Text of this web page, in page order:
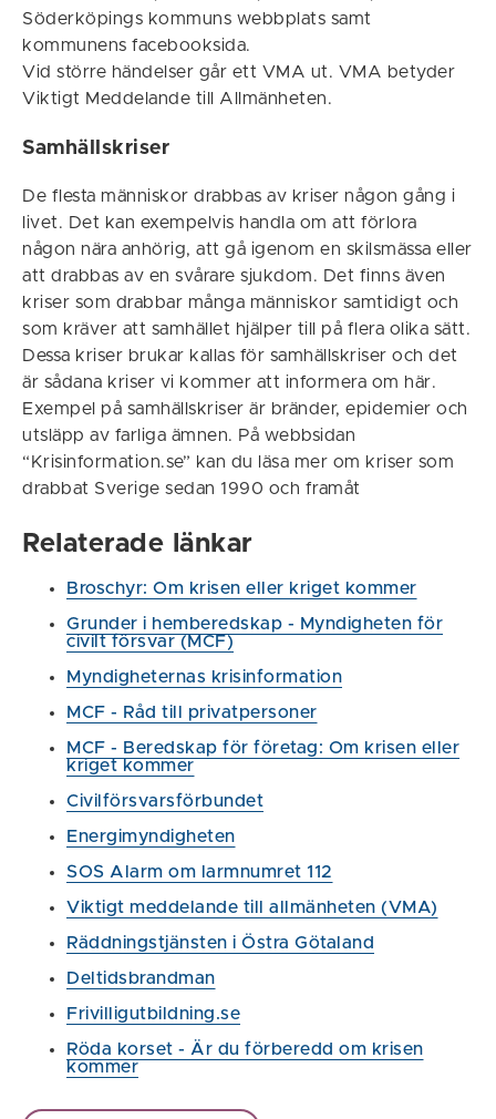
Söderköpings kommuns webbplats samt
kommunens facebooksida.
Vid större händelser går ett VMA ut. VMA betyder
Viktigt Meddelande till Allmänheten.
Samhällskriser
De flesta människor drabbas av kriser någon gång i
livet. Det kan exempelvis handla om att förlora
någon nära anhörig, att gå igenom en skilsmässa eller
att drabbas av en svårare sjukdom. Det finns även
kriser som drabbar många människor samtidigt och
som kräver att samhället hjälper till på flera olika sätt.
Dessa kriser brukar kallas för samhällskriser och det
är sådana kriser vi kommer att informera om här.
Exempel på samhällskriser är bränder, epidemier och
utsläpp av farliga ämnen. På webbsidan
“Krisinformation.se” kan du läsa mer om kriser som
drabbat Sverige sedan 1990 och framåt
Relaterade länkar
Broschyr: Om krisen eller kriget kommer
Grunder i hemberedskap - Myndigheten för
civilt försvar (MCF)
Myndigheternas krisinformation
MCF - Råd till privatpersoner
MCF - Beredskap för företag: Om krisen eller
kriget kommer
Civilförsvarsförbundet
Energimyndigheten
SOS Alarm om larmnumret 112
Viktigt meddelande till allmänheten (VMA)
Räddningstjänsten i Östra Götaland
Deltidsbrandman
Frivilligutbildning.se
Röda korset - Är du förberedd om krisen
kommer